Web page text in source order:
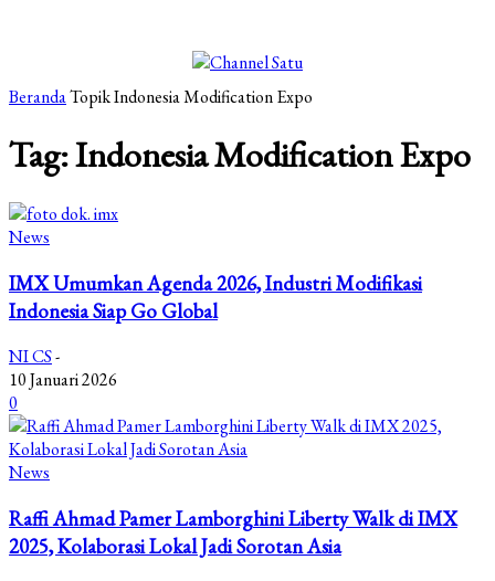
BerandaTopikIndonesia Modification Expo
Tag: Indonesia Modification Expo
News
IMX Umumkan Agenda 2026, Industri Modifikasi
Indonesia Siap Go Global
NI CS-
10 Januari 2026
0
News
Raffi Ahmad Pamer Lamborghini Liberty Walk di IMX
2025, Kolaborasi Lokal Jadi Sorotan Asia